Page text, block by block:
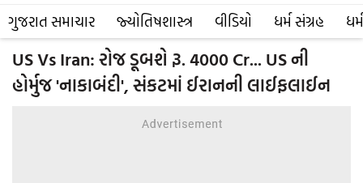
ગુજરાત સમાચાર જ્યોતિષશાસ્ત્ર વીડિયો ધર્મ સંગ્રહ ધર્મ
US Vs Iran: રોજ ડૂબશે રૂ. 4000 Cr... US ની
હોર્મુજ 'નાકાબંદી', સંકટમાં ઈરાનની લાઈફલાઈન